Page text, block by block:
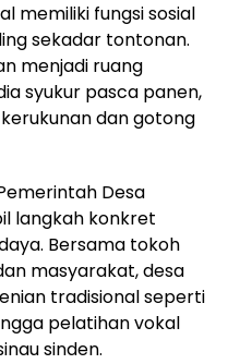
memiliki fungsi sosial
sekadar tontonan.
menjadi ruang
syukur pasca panen,
dan gotong
Desa
langkah konkret
Bersama tokoh
masyarakat, desa
tradisional seperti
pelatihan vokal
sinden.